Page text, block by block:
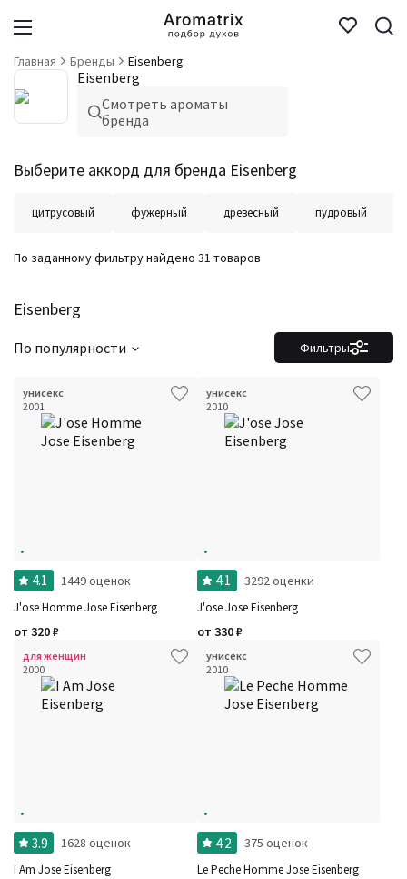
Главная Бренды Eisenberg
Eisenberg
Смотреть ароматы
бренда
Выберите аккорд для бренда Eisenberg
цитрусовый фужерный древесный пудровый
Eisenberg
По заданному фильтру найдено 31 товаров
Фильтры
По популярности
унисекс
2001
4.1 1449 оценок
J'ose Homme Jose Eisenberg
от 320₽
унисекс
2010
4.1 3292 оценки
J'ose Jose Eisenberg
от 330₽
для женщин
2000
3.9 1628 оценок
I Am Jose Eisenberg
унисекс
2010
4.2 375 оценок
Le Peche Homme Jose Eisenberg